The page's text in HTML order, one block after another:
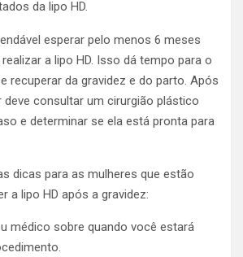
da lipo HD.
esperar pelo menos 6 meses
a lipo HD. Isso dá tempo para o
recuperar da gravidez e do parto. Após
deve consultar um cirurgião plástico
e determinar se ela está pronta para
dicas para as mulheres que estão
a lipo HD após a gravidez:
médico sobre quando você estará